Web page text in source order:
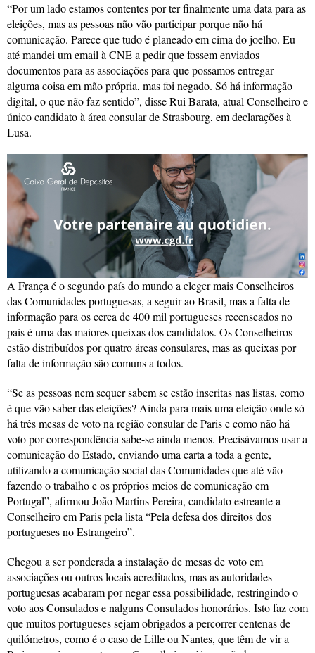
“Por um lado estamos contentes por ter finalmente uma data para as
eleições, mas as pessoas não vão participar porque não há
comunicação. Parece que tudo é planeado em cima do joelho. Eu
até mandei um email à CNE a pedir que fossem enviados
documentos para as associações para que possamos entregar
alguma coisa em mão própria, mas foi negado. Só há informação
digital, o que não faz sentido”, disse Rui Barata, atual Conselheiro e
único candidato à área consular de Strasbourg, em declarações à
Lusa.
A França é o segundo país do mundo a eleger mais Conselheiros
das Comunidades portuguesas, a seguir ao Brasil, mas a falta de
informação para os cerca de 400 mil portugueses recenseados no
país é uma das maiores queixas dos candidatos. Os Conselheiros
estão distribuídos por quatro áreas consulares, mas as queixas por
falta de informação são comuns a todos.
“Se as pessoas nem sequer sabem se estão inscritas nas listas, como
é que vão saber das eleições? Ainda para mais uma eleição onde só
há três mesas de voto na região consular de Paris e como não há
voto por correspondência sabe-se ainda menos. Precisávamos usar a
comunicação do Estado, enviando uma carta a toda a gente,
utilizando a comunicação social das Comunidades que até vão
fazendo o trabalho e os próprios meios de comunicação em
Portugal”, afirmou João Martins Pereira, candidato estreante a
Conselheiro em Paris pela lista “Pela defesa dos direitos dos
portugueses no Estrangeiro”.
Chegou a ser ponderada a instalação de mesas de voto em
associações ou outros locais acreditados, mas as autoridades
portuguesas acabaram por negar essa possibilidade, restringindo o
voto aos Consulados e nalguns Consulados honorários. Isto faz com
que muitos portugueses sejam obrigados a percorrer centenas de
quilómetros, como é o caso de Lille ou Nantes, que têm de vir a